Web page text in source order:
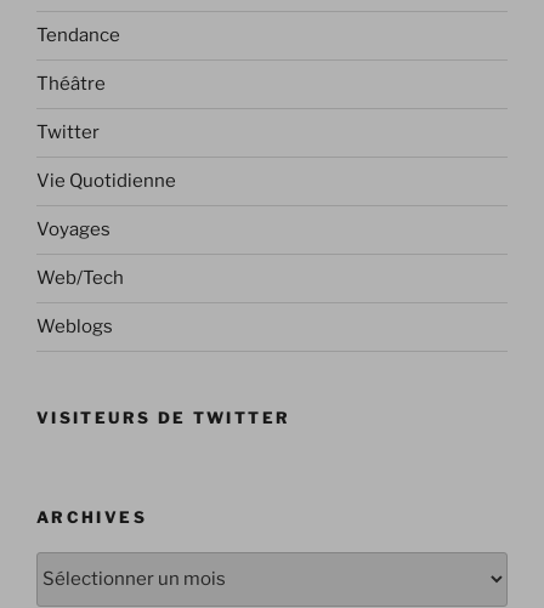
Tendance
Théâtre
Twitter
Vie Quotidienne
Voyages
Web/Tech
Weblogs
VISITEURS DE TWITTER
ARCHIVES
Archives